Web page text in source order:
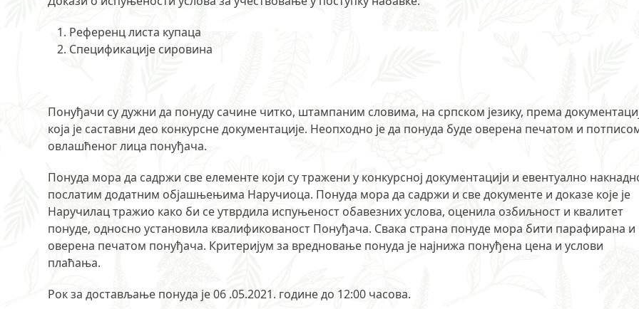
Референц листа купаца
Cпецификације сировина
Понуђачи су дужни да понуду сачине читко, штампаним словима, на српском језику, према
која је саставни део конкурсне документације. Неопходно је да понуда буде оверена печатом и
овлашћеног лица понуђача.
Понуда мора да садржи све елементе који су тражени у конкурсној документацији и евентуално
послатим додатним објашњењима Наручиоца. Понуда мора да садржи и све документе и доказе које је
Наручилац тражио како би се утврдила испуњеност обавезних услова, оценила озбиљност и квалитет
понуде, односно установила квалификованост Понуђача. Свака страна понуде мора бити парафирана и
оверена печатом понуђача. Критеријум за вредновање понуда је најнижа понуђена цена и услови
плаћања.
Рок за достављање понуда је 06 .05.2021. године до 12:00 часова.